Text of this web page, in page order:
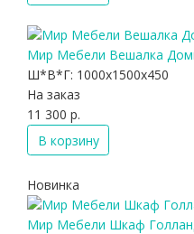
Мир Мебели Вешалка
Ш*В*Г: 1000x1500x450
На заказ
11 300 р.
В корзину
Новинка
Мир Мебели Шкаф